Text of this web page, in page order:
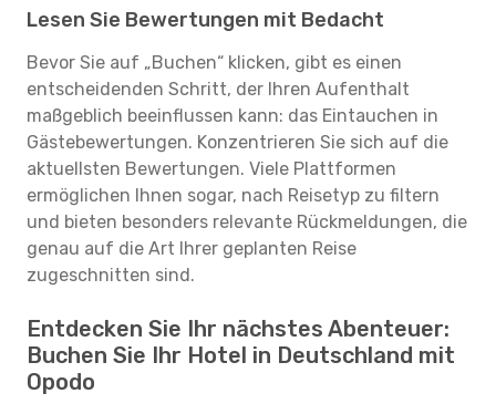
Lesen Sie Bewertungen mit Bedacht
Bevor Sie auf „Buchen“ klicken, gibt es einen
entscheidenden Schritt, der Ihren Aufenthalt
maßgeblich beeinflussen kann: das Eintauchen in
Gästebewertungen. Konzentrieren Sie sich auf die
aktuellsten Bewertungen. Viele Plattformen
ermöglichen Ihnen sogar, nach Reisetyp zu filtern
und bieten besonders relevante Rückmeldungen, die
genau auf die Art Ihrer geplanten Reise
zugeschnitten sind.
Entdecken Sie Ihr nächstes Abenteuer:
Buchen Sie Ihr Hotel in Deutschland mit
Opodo